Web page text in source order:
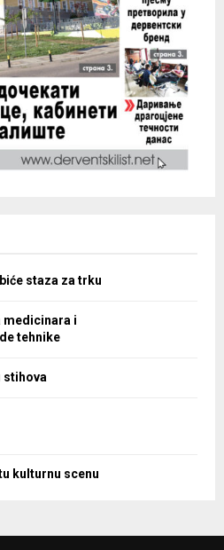
staza za trku
medicinara i
tehnike
stihova
kulturnu scenu